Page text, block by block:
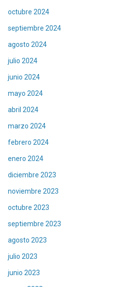
octubre 2024
septiembre 2024
agosto 2024
julio 2024
junio 2024
mayo 2024
abril 2024
marzo 2024
febrero 2024
enero 2024
diciembre 2023
noviembre 2023
octubre 2023
septiembre 2023
agosto 2023
julio 2023
junio 2023